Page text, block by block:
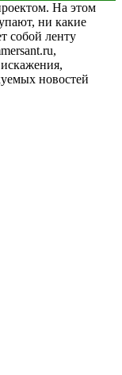
На этом
ни какие
собой ленту
новостей